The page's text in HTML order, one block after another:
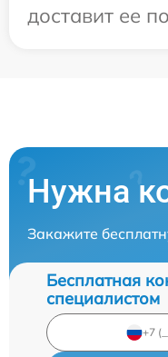
доставит ее
Нужна
Закажите
Бесплатная
специалистом